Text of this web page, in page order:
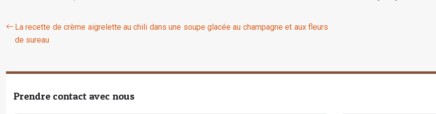
La recette de crème aigrelette au chili dans une soupe glacée au champagne et aux fleurs
de sureau
Prendre contact avec nous